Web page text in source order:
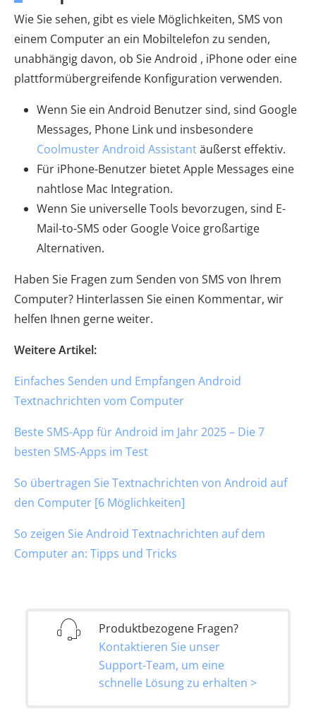
Wie Sie sehen, gibt es viele Möglichkeiten, SMS von
einem Computer an ein Mobiltelefon zu senden,
unabhängig davon, ob Sie Android , iPhone oder eine
plattformübergreifende Konfiguration verwenden.
Wenn Sie ein Android Benutzer sind, sind Google
Messages, Phone Link und insbesondere
Coolmuster Android Assistantäußerst effektiv.
Für iPhone-Benutzer bietet Apple Messages eine
nahtlose Mac Integration.
Wenn Sie universelle Tools bevorzugen, sind E-
Mail-to-SMS oder Google Voice großartige
Alternativen.
Haben Sie Fragen zum Senden von SMS von Ihrem
Computer? Hinterlassen Sie einen Kommentar, wir
helfen Ihnen gerne weiter.
Weitere Artikel:
Einfaches Senden und Empfangen Android
Textnachrichten vom Computer
Beste SMS-App für Android im Jahr 2025 – Die 7
besten SMS-Apps im Test
So übertragen Sie Textnachrichten von Android auf
den Computer [6 Möglichkeiten]
So zeigen Sie Android Textnachrichten auf dem
Computer an: Tipps und Tricks
Produktbezogene Fragen?
Kontaktieren Sie unser
Support-Team, um eine
schnelle Lösung zu erhalten >